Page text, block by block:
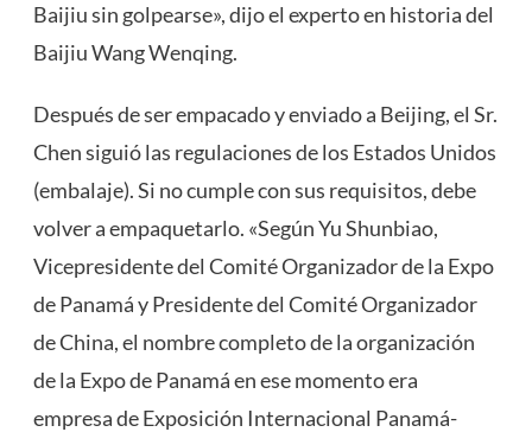
Baijiu sin golpearse», dijo el experto en historia del
Baijiu Wang Wenqing.
Después de ser empacado y enviado a Beijing, el Sr.
Chen siguió las regulaciones de los Estados Unidos
(embalaje). Si no cumple con sus requisitos, debe
volver a empaquetarlo. «Según Yu Shunbiao,
Vicepresidente del Comité Organizador de la Expo
de Panamá y Presidente del Comité Organizador
de China, el nombre completo de la organización
de la Expo de Panamá en ese momento era
empresa de Exposición Internacional Panamá-